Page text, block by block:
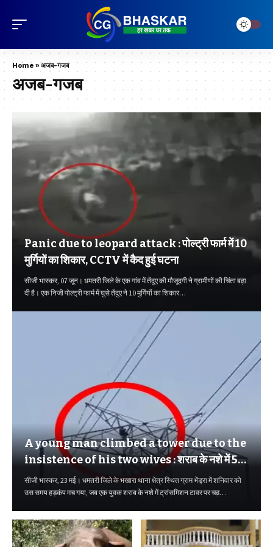
Home »अजब-गजब
अजब-गजब
Panic due to leopard attack : पोल्ट्री फार्म में 10
मुर्गियों का शिकार, CCTV में कैद हुई घटना
सीजी भास्कर, 07 जून। धमतरी जिले के एक गांव में तेंदुए की मौजूदगी ने ग्रामीणों की चिंता बढ़ा
दी है। एक निजी पोल्ट्री फार्म में घुसे तेंदुए ने 10 मुर्गियों का शिकार…
A young man climbed a tower due to the
insistence of his two wives : शराब के नशे में 50
फीट ऊपर पहुंचा
सीजी भास्कर, 23 मई। धमतरी जिले के भखारा थाना क्षेत्र स्थित ग्राम भेंड्रा में शनिवार को
उस समय हड़कंप मच गया, जब एक युवक शराब के नशे में ट्रांसमिशन टावर पर चढ़…